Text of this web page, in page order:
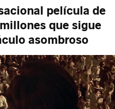
película de
que sigue
asombroso